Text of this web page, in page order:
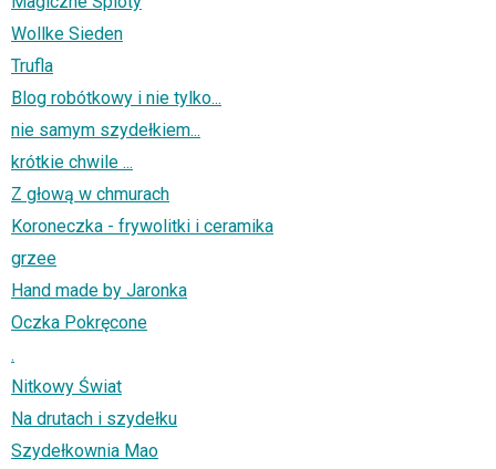
Wollke Sieden
Trufla
Blog robótkowy i nie tylko...
nie samym szydełkiem...
krótkie chwile ...
Z głową w chmurach
Koroneczka - frywolitki i ceramika
grzee
Hand made by Jaronka
Oczka Pokręcone
.
Nitkowy Świat
Na drutach i szydełku
Szydełkownia Mao